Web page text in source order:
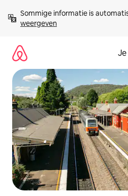
direct
naar
Sommige informatie is
weergeven